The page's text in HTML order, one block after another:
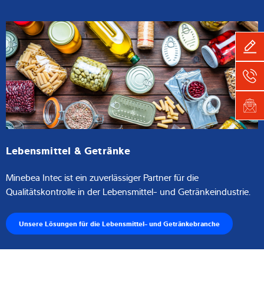
Lebensmittel & Getränke
Minebea Intec ist ein zuverlässiger Partner für die
Qualitätskontrolle in der Lebensmittel- und Getränkeindustrie.
Unsere Lösungen für die Lebensmittel- und Getränkebranche